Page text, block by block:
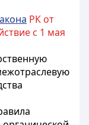
РК от
с 1 мая